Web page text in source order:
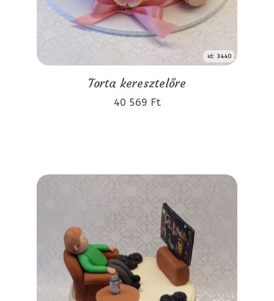
id: 3440
Torta keresztelőre
40 569 Ft